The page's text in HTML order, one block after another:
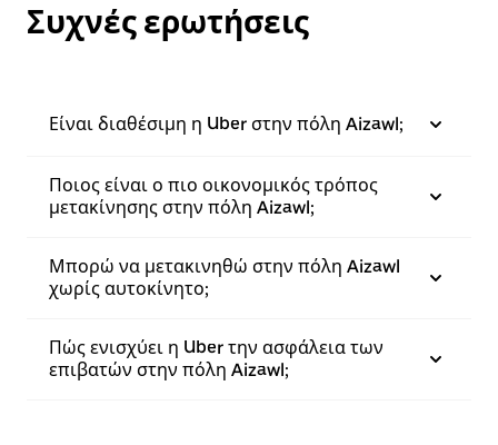
Συχνές ερωτήσεις
Είναι διαθέσιμη η Uber στην πόλη Aizawl;
Ποιος είναι ο πιο οικονομικός τρόπος
μετακίνησης στην πόλη Aizawl;
Μπορώ να μετακινηθώ στην πόλη Aizawl
χωρίς αυτοκίνητο;
Πώς ενισχύει η Uber την ασφάλεια των
επιβατών στην πόλη Aizawl;